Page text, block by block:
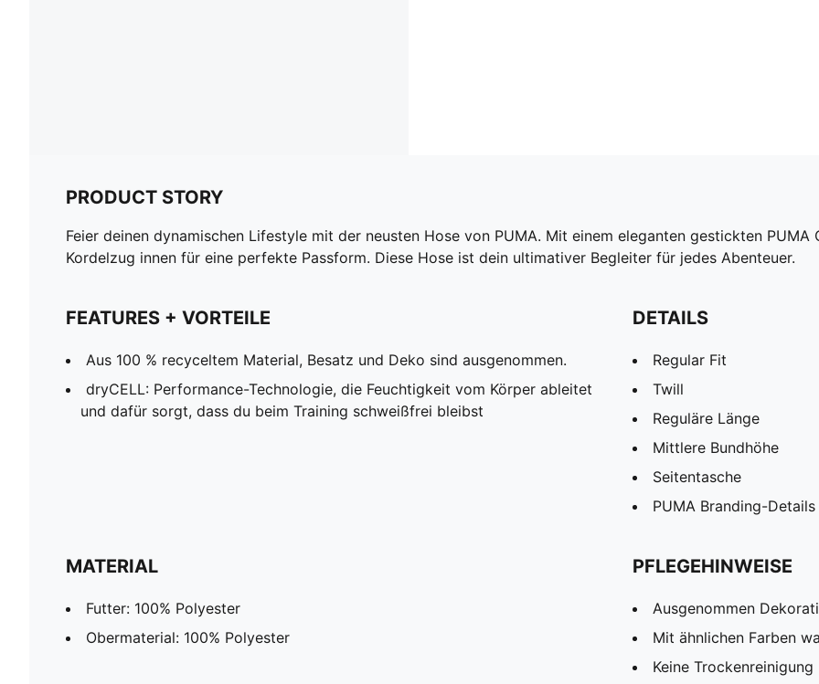
PRODUCT STORY
Feier deinen dynamischen Lifestyle mit der neusten Hose von PUMA. Mit einem eleganten gestickten
Kordelzug innen für eine perfekte Passform. Diese Hose ist dein ultimativer Begleiter für jedes Abenteuer.
FEATURES + VORTEILE
Aus 100 % recyceltem Material, Besatz und Deko sind ausgenommen.
dryCELL: Performance-Technologie, die Feuchtigkeit vom Körper ableitet
und dafür sorgt, dass du beim Training schweißfrei bleibst
DETAILS
Regular Fit
Twill
Reguläre Länge
Mittlere Bundhöhe
Seitentasche
PUMA Branding-Details
MATERIAL
Futter: 100% Polyester
Obermaterial: 100% Polyester
PFLEGEHINWEISE
Ausgenommen
Mit ähnlichen Farben
Keine Trockenreinigung